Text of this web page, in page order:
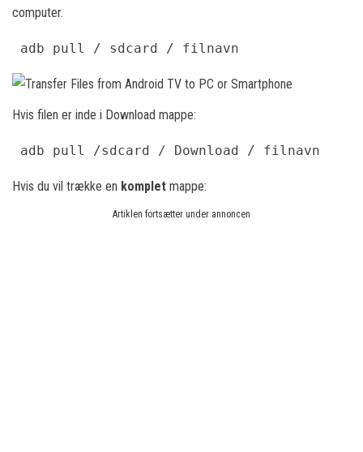
computer.
adb pull / sdcard / filnavn
Hvis filen er inde i Download mappe:
adb pull /sdcard / Download / filnavn
Hvis du vil trække en komplet mappe:
Artiklen fortsætter under annoncen